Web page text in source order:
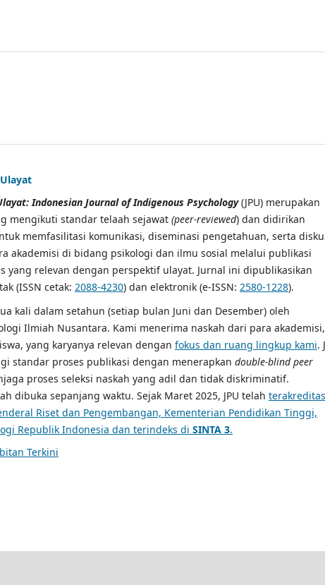
Indonesian Journal of Indigenous Psychology(JPU) merupakan
mengikuti standar telaah sejawat (peer-reviewed) dan didirikan
memfasilitasi komunikasi, diseminasi pengetahuan, serta
akademisi di bidang psikologi dan ilmu sosial melalui publikasi
yang relevan dengan perspektif ulayat. Jurnal ini dipublikasikan
(ISSN cetak: 2088-4230) dan elektronik (e-ISSN: 2580-1228).
kali dalam setahun (setiap bulan Juni dan Desember) oleh
Ilmiah Nusantara. Kami menerima naskah dari para akademisi,
yang karyanya relevan dengan fokus dan ruang lingkup kami.
standar proses publikasi dengan menerapkan double-blind peer
proses seleksi naskah yang adil dan tidak diskriminatif.
dibuka sepanjang waktu. Sejak Maret 2025, JPU telah t
Riset dan Pengembangan, Kementerian Pendidikan Tinggi,
Republik Indonesia dan terindeks di SINTA 3.
Terkini